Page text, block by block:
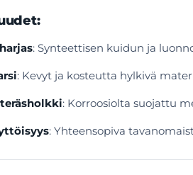
: Synteettisen kuidun ja
: Kevyt ja kosteutta hylkivä
: Korroosiolta suojattu
: Yhteensopiva